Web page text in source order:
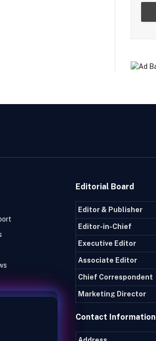
Editorial Board
Editor & Publisher
Editor-in-Chief
Executive Editor
Associate Editor
Chief Correspondent
Marketing Director
Contact Information